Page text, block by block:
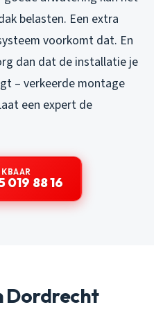
belasten. Een extra
voorkomt dat. En
dan dat de installatie je
– verkeerde montage
een expert de
019 88 16
Dordrecht